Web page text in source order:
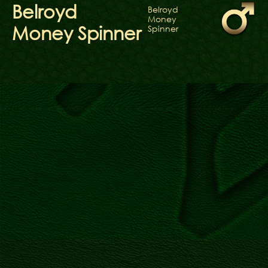
Belroyd
Money Spinner
Belroyd
Money
Spinner
ФАКТИ
БЛОГ
ГАЛЕРЕЇ